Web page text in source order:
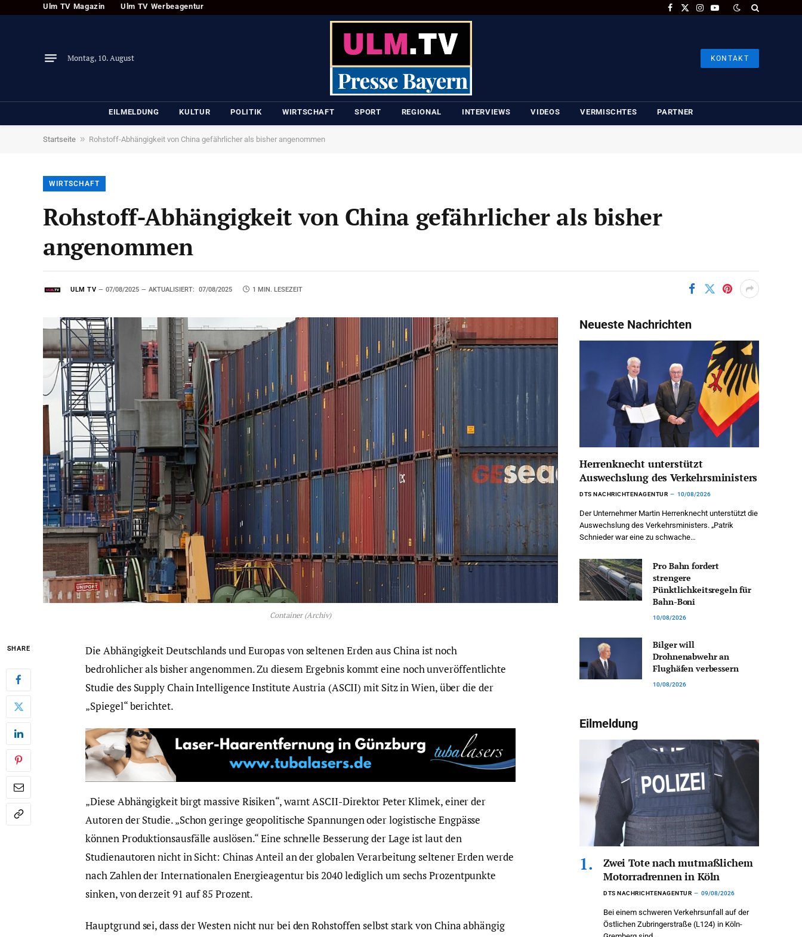
Ulm TV Magazin Ulm TV Werbeagentur
Facebook
X
Instagram
YouTube
Montag, 10. August KONTAKT
EILMELDUNG KULTUR POLITIK WIRTSCHAFT SPORT REGIONAL INTERVIEWS VIDEOS VERMISCHTES PARTNER
Startseite » Rohstoff-Abhängigkeit von China gefährlicher als bisher angenommen
WIRTSCHAFT
Rohstoff-Abhängigkeit von China gefährlicher als bisher
angenommen
ULM TV 07/08/2025 AKTUALISIERT: 07/08/2025 1 MIN. LESEZEIT
Container (Archiv)
SHARE
Die Abhängigkeit Deutschlands und Europas von seltenen Erden aus China ist noch
bedrohlicher als bisher angenommen. Zu diesem Ergebnis kommt eine noch unveröffentlichte
Studie des Supply Chain Intelligence Institute Austria (ASCII) mit Sitz in Wien, über die der
„Spiegel“ berichtet.
„Diese Abhängigkeit birgt massive Risiken“, warnt ASCII-Direktor Peter Klimek, einer der
Autoren der Studie. „Schon geringe geopolitische Spannungen oder logistische Engpässe
können Produktionsausfälle auslösen.“ Eine schnelle Besserung der Lage ist laut den
Studienautoren nicht in Sicht: Chinas Anteil an der globalen Verarbeitung seltener Erden werde
nach Zahlen der Internationalen Energieagentur bis 2040 lediglich um sechs Prozentpunkte
sinken, von derzeit 91 auf 85 Prozent.
Hauptgrund sei, dass der Westen nicht nur bei den Rohstoffen selbst stark von China abhängig
Neueste Nachrichten
Herrenknecht unterstützt
Auswechslung des Verkehrsministers
DTS NACHRICHTENAGENTUR 10/08/2026
Der Unternehmer Martin Herrenknecht unterstützt die
Auswechslung des Verkehrsministers. „Patrik
Schnieder war eine zu schwache…
Pro Bahn fordert
strengere
Pünktlichkeitsregeln für
Bahn-Boni
10/08/2026
Bilger will
Drohnenabwehr an
Flughäfen verbessern
10/08/2026
Eilmeldung
Zwei Tote nach mutmaßlichem
Motorradrennen in Köln
DTS NACHRICHTENAGENTUR 09/08/2026
Bei einem schweren Verkehrsunfall auf der
Östlichen Zubringerstraße (L124) in Köln-